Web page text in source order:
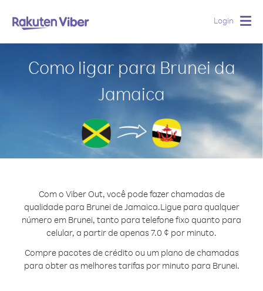
Login
Como ligar para Brunei da
Jamaica
Com o Viber Out, você pode fazer chamadas de
qualidade para Brunei de Jamaica.Ligue para qualquer
número em Brunei, tanto para telefone fixo quanto para
celular, a partir de apenas 7.0 ¢ por minuto.
Compre pacotes de crédito ou um plano de chamadas
para obter as melhores tarifas por minuto para Brunei.